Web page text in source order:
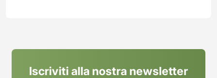
Iscriviti alla nostra newsletter